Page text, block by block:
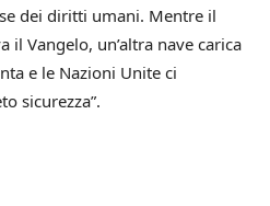
dei diritti umani. Mentre il
il Vangelo, un’altra nave carica
e le Nazioni Unite ci
sicurezza”.